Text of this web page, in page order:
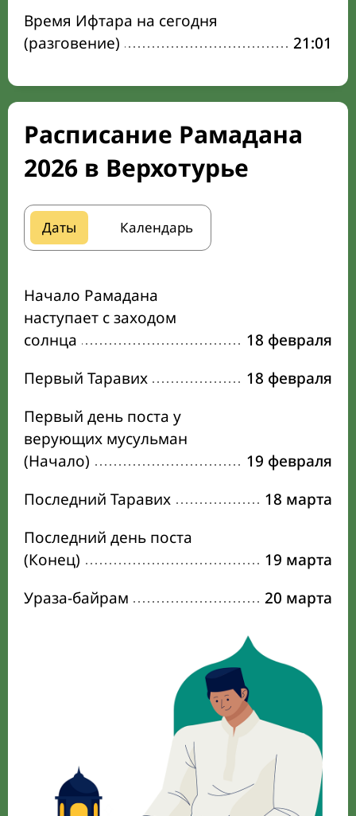
Время Ифтара на сегодня
(разговение)
21:01
Расписание Рамадана
2026 в Верхотурье
Даты Календарь
Начало Рамадана
наступает с заходом
солнца
18 февраля
Первый Таравих
18 февраля
Первый день поста у
верующих мусульман
(Начало)
19 февраля
Последний Таравих
18 марта
Последний день поста
(Конец)
19 марта
Ураза-байрам
20 марта